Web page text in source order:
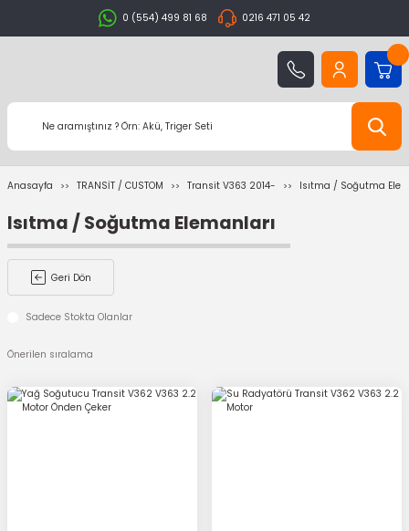
0 (554) 499 81 68 0216 471 05 42
Anasayfa TRANSİT / CUSTOM Transit V363 2014- Isıtma / Soğutma
Isıtma / Soğutma Elemanları
Geri Dön
Sadece Stokta Olanlar